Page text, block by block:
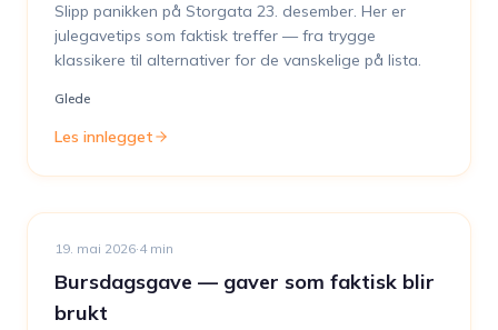
Slipp panikken på Storgata 23. desember. Her er
julegavetips som faktisk treffer — fra trygge
klassikere til alternativer for de vanskelige på lista.
Glede
Les innlegget
19. mai 2026·4min
Bursdagsgave — gaver som faktisk blir
brukt